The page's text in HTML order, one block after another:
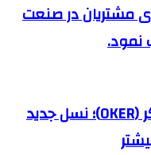
مشتریان در صنعت
نمود.
معرفی کرکره فولادی اوکر (OKER)؛ نسل جدید